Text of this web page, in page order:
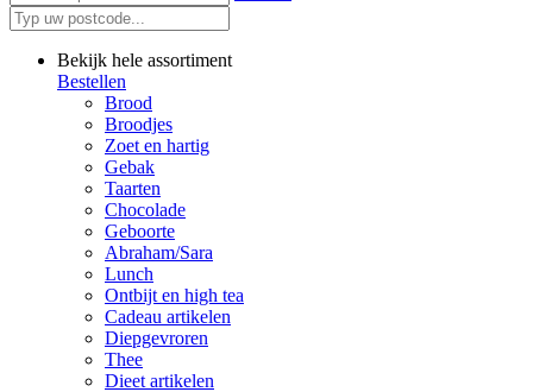
Bekijk hele assortiment
Bestellen
Brood
Broodjes
Zoet en hartig
Gebak
Taarten
Chocolade
Geboorte
Abraham/Sara
Lunch
Ontbijt en high tea
Cadeau artikelen
Diepgevroren
Thee
Dieet artikelen